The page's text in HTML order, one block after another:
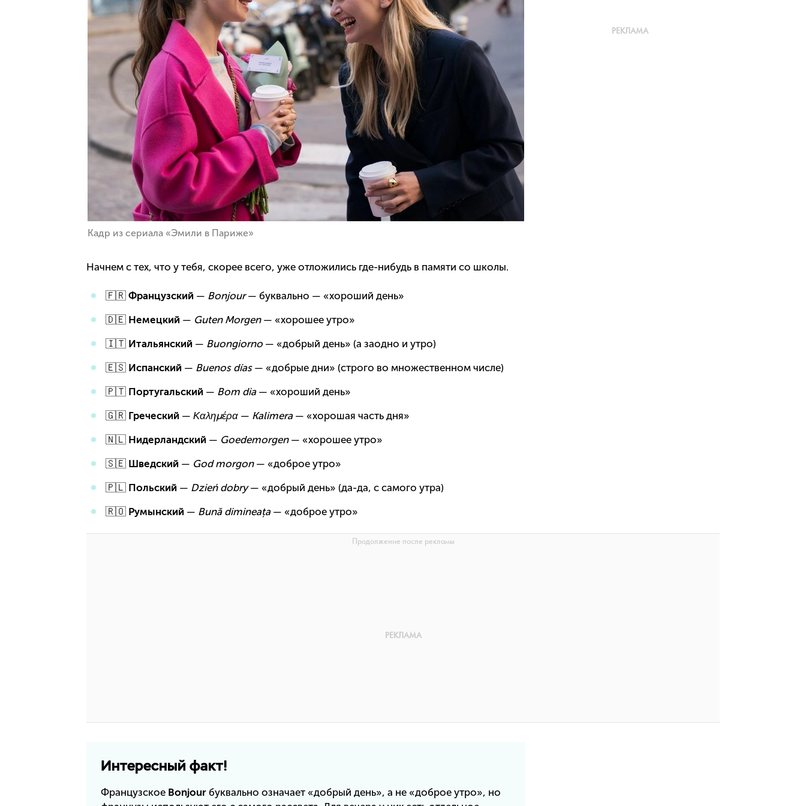
Кадр из сериала «Эмили в Париже»
Начнем с тех, что у тебя, скорее всего, уже отложились где-нибудь в памяти со школы.
🇫🇷 Французский — Bonjour— буквально — «хороший день»
🇩🇪 Немецкий — Guten Morgen— «хорошее утро»
🇮🇹 Итальянский — Buongiorno — «добрый день» (а заодно и утро)
🇪🇸 Испанский — Buenos días— «добрые дни» (строго во множественном числе)
🇵🇹 Португальский — Bom dia— «хороший день»
🇬🇷 Греческий — Καλημέρα — Kalimera— «хорошая часть дня»
🇳🇱 Нидерландский — Goedemorgen— «хорошее утро»
🇸🇪 Шведский — God morgon— «доброе утро»
🇵🇱 Польский — Dzień dobry— «добрый день» (да-да, с самого утра)
🇷🇴 Румынский — Bună dimineața — «доброе утро»
Интересный факт!
Французское Bonjour буквально означает «добрый день», а не «доброе утро», но